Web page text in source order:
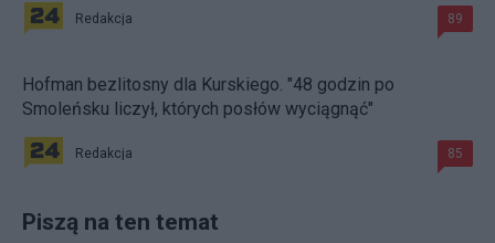
Redakcja 89
Hofman bezlitosny dla Kurskiego. "48 godzin po
Smoleńsku liczył, których posłów wyciągnąć"
Redakcja 85
Piszą na ten temat